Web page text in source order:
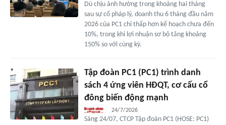
Dù chịu ảnh hưởng trong khoảng hai tháng
sau sự cố pháp lý, doanh thu 6 tháng đầu năm
2026 của PC1 chỉ thấp hơn kế hoạch chưa đến
10%, trong khi lợi nhuận sơ bộ tăng khoảng
150% so với cùng kỳ.
Tập đoàn PC1 (PC1) trình danh
sách 4 ứng viên HĐQT, cơ cấu cổ
đông biến động mạnh
24/7/2026
Sáng 24/07, CTCP Tập đoàn PC1 (HOSE: PC1)